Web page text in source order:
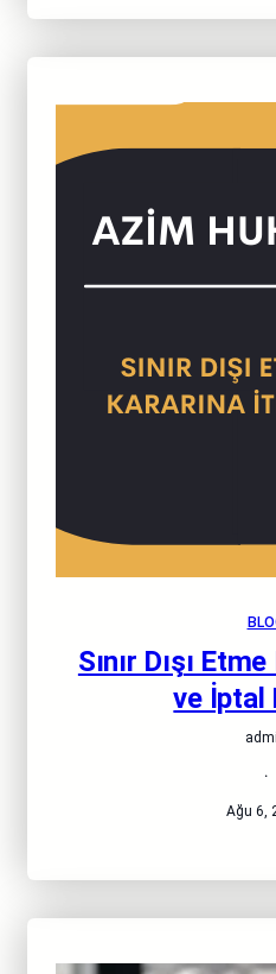
Sınır Dışı
ve İptal
·
Ağu 6,